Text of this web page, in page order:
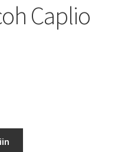
Caplio